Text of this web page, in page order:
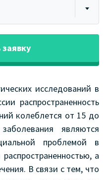
исследований в
распространенность
колеблется от 15 до
являются
проблемой в
а
В связи с тем, что